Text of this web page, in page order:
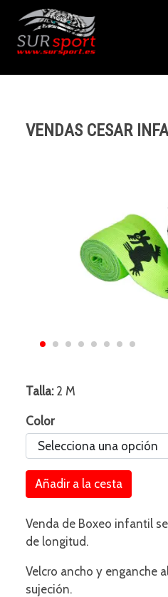
VENDAS CESAR
Talla: 2 M
Color
Añadir a la cesta
Venda de Boxeo infantil
de longitud.
Velcro ancho y enganche
sujeción.